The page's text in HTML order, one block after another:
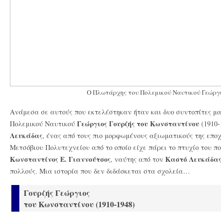
Ο Πλωτάρχης του Πολεμικού Ναυτικού
Ανάμεσα σε αυτούς που εκτελέστηκαν ήταν και δυο συντοπίτες
Πολεμικού Ναυτικού Γεώργιος Γουρζής του Κωνσταντίνου
Λευκάδας, ένας από τους πιο μορφωμένους αξιωματικούς της
Μετσόβιου Πολυτεχνείου από το οποίο είχε πάρει το πτυχίο του
Κωνσταντίνος Ε. Γιαννούτσος, ναύτης από τον Καστό Λευκάδας
πολλούς. Μια ιστορία που δεν διδάσκεται στα σχολεία…
Γουρζής Γεώργιος
του Κωνσταντίνου (1910-1948)